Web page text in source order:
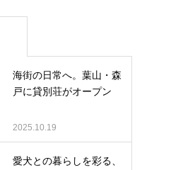
海街の日常へ。葉山・森
戸に貸別荘がオープン
2025.10.19
愛犬との暮らしを彩る、